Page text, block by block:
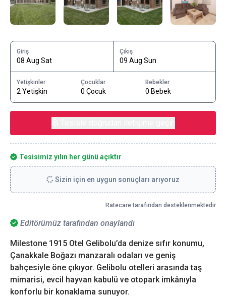
Editörümüz tarafından onaylandı
Milestone 1915 Otel Gelibolu’da denize sıfır konumu,
Çanakkale Boğazı manzaralı odaları ve geniş
bahçesiyle öne çıkıyor. Gelibolu otelleri arasında taş
mimarisi, evcil hayvan kabulü ve otopark imkânıyla
konforlu bir konaklama sunuyor.
Giriş
08 Aug Sat
Çıkış
09 Aug Sun
Yetişkinler
2 Yetişkin
Çocuklar
0 Çocuk
Bebekler
0 Bebek
Tesisimiz yılın her günü açıktır
Sizin için en uygun sonuçları arıyoruz
Ratecare tarafından desteklenmektedir